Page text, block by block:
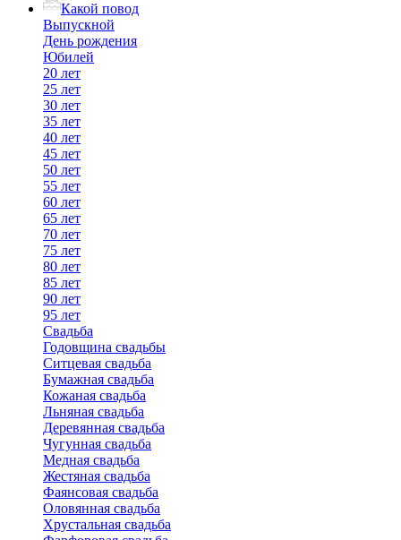
Какой повод
Выпускной
День рождения
Юбилей
20 лет
25 лет
30 лет
35 лет
40 лет
45 лет
50 лет
55 лет
60 лет
65 лет
70 лет
75 лет
80 лет
85 лет
90 лет
95 лет
Свадьба
Годовщина свадьбы
Ситцевая свадьба
Бумажная свадьба
Кожаная свадьба
Льняная свадьба
Деревянная свадьба
Чугунная свадьба
Медная свадьба
Жестяная свадьба
Фаянсовая свадьба
Оловянная свадьба
Хрустальная свадьба